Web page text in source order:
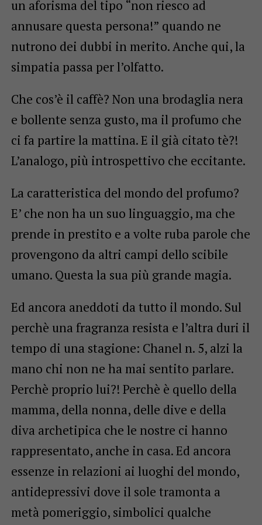
un aforisma del tipo “non riesco ad
annusare questa persona!” quando ne
nutrono dei dubbi in merito. Anche qui, la
simpatia passa per l’olfatto.
Che cos’è il caffè? Non una brodaglia nera
e bollente senza gusto, ma il profumo che
ci fa partire la mattina. E il già citato tè?!
L’analogo, più introspettivo che eccitante.
La caratteristica del mondo del profumo?
E’ che non ha un suo linguaggio, ma che
prende in prestito e a volte ruba parole che
provengono da altri campi dello scibile
umano. Questa la sua più grande magia.
Ed ancora aneddoti da tutto il mondo. Sul
perchè una fragranza resista e l’altra duri il
tempo di una stagione: Chanel n. 5, alzi la
mano chi non ne ha mai sentito parlare.
Perchè proprio lui?! Perchè è quello della
mamma, della nonna, delle dive e della
diva archetipica che le nostre ci hanno
rappresentato, anche in casa. Ed ancora
essenze in relazioni ai luoghi del mondo,
antidepressivi dove il sole tramonta a
metà pomeriggio, simbolici qualche